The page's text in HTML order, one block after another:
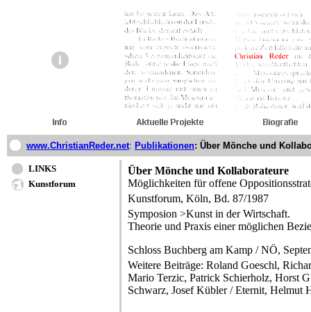
www.ChristianReder.net: Publikationen: Über Mönche und
LINKS
Kunstforum
Über Mönche und Kollaborateure
Möglichkeiten für offene
Kunstforum, Köln, Bd. 87/1987
Symposion >Kunst in der Wirtschaft.
Theorie und Praxis einer möglichen
Schloss Buchberg am Kamp / NÖ,
Weitere Beiträge: Roland Goeschl,
Mario Terzic, Patrick Schierholz, Horst
Schwarz, Josef Kübler / Eternit, Helmut